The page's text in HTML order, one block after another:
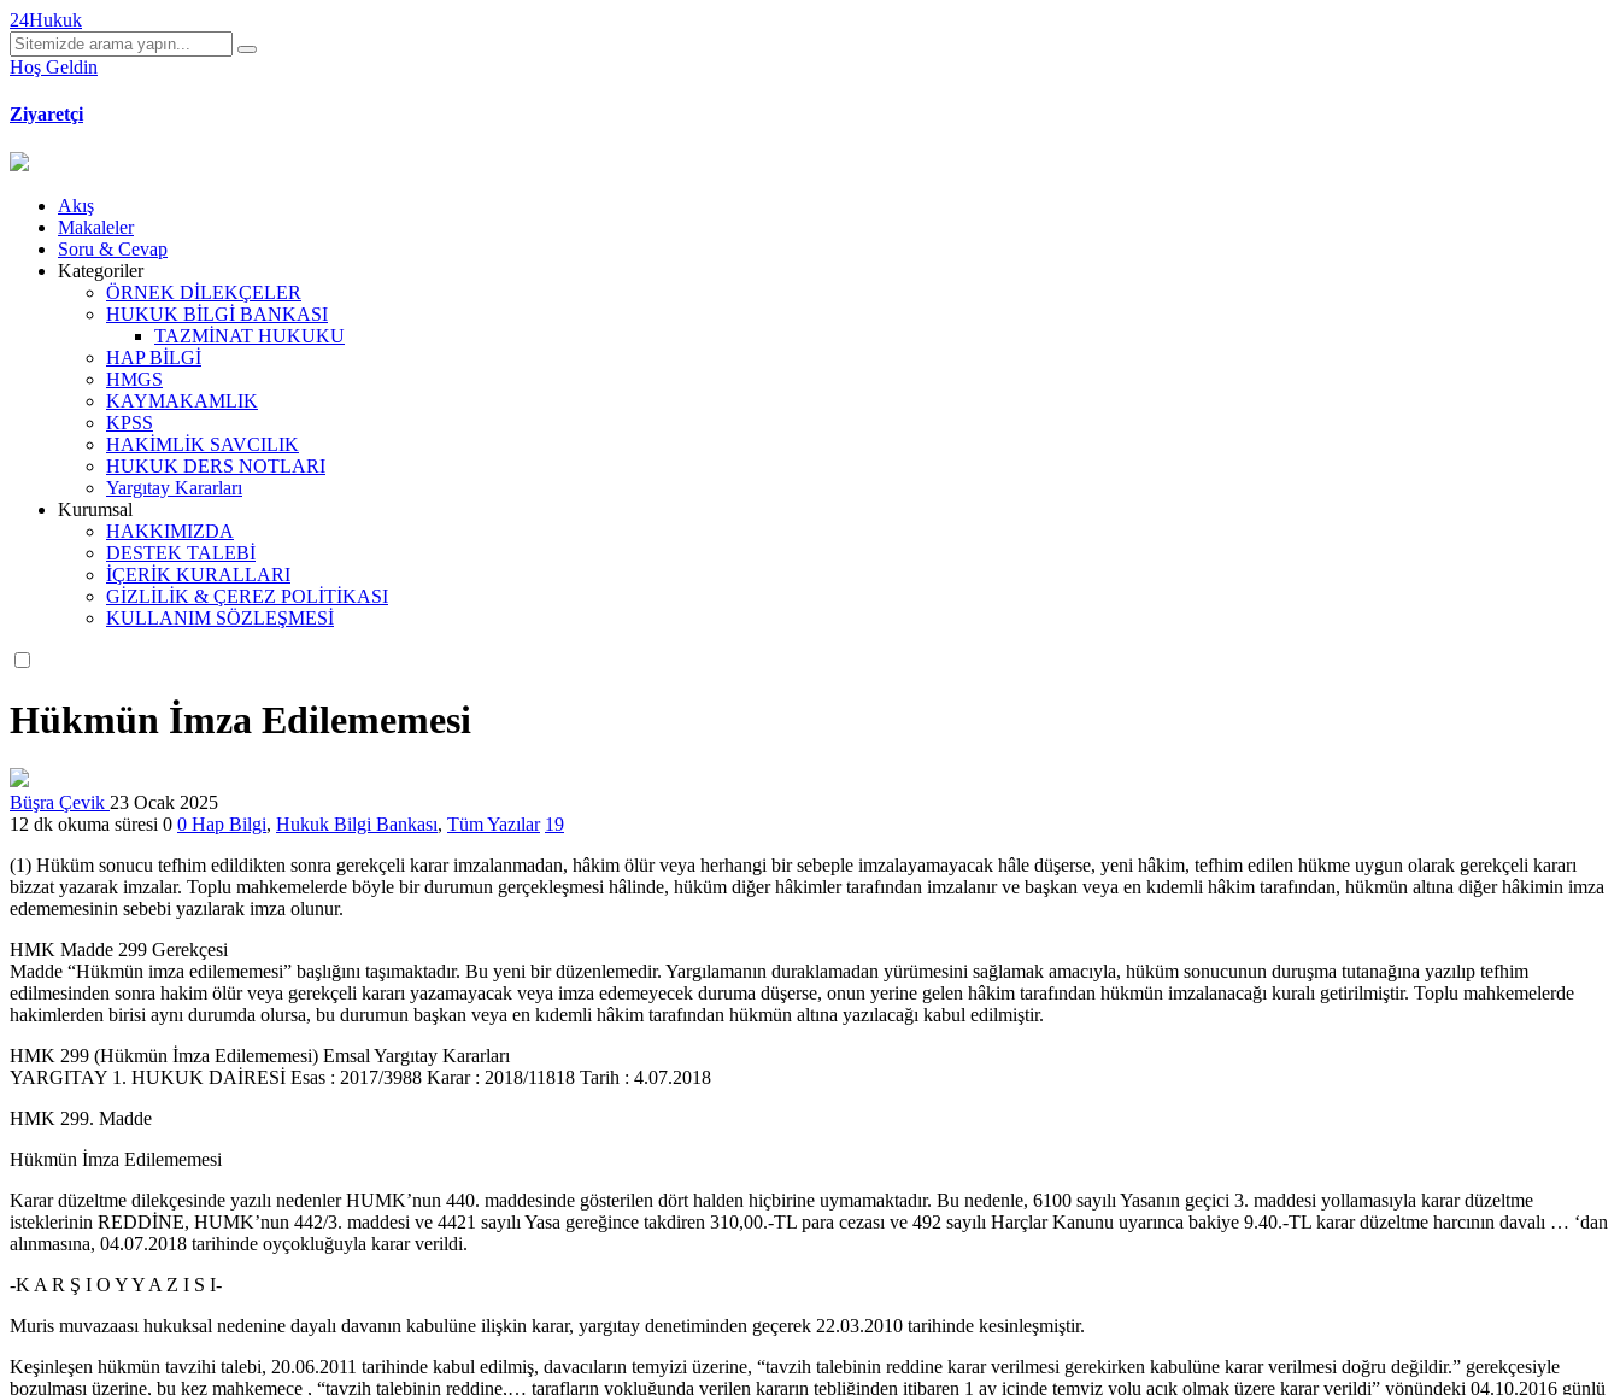
24Hukuk
Hoş Geldin
Ziyaretçi
Akış
Makaleler
Soru & Cevap
Kategoriler
ÖRNEK DİLEKÇELER
HUKUK BİLGİ BANKASI
TAZMİNAT HUKUKU
HAP BİLGİ
HMGS
KAYMAKAMLIK
KPSS
HAKİMLİK SAVCILIK
HUKUK DERS NOTLARI
Yargıtay Kararları
Kurumsal
HAKKIMIZDA
DESTEK TALEBİ
İÇERİK KURALLARI
GİZLİLİK & ÇEREZ POLİTİKASI
KULLANIM SÖZLEŞMESİ
Hükmün İmza Edilememesi
Büşra Çevik 23 Ocak 2025
12 dk okuma süresi 0 0 Hap Bilgi, Hukuk Bilgi Bankası, Tüm Yazılar 19
(1) Hüküm sonucu tefhim edildikten sonra gerekçeli karar imzalanmadan, hâkim ölür veya herhangi bir sebeple imzalayamayacak hâle düşerse, yeni hâkim, tefhim edilen hükme uygun olarak gerekçeli kararı
bizzat yazarak imzalar. Toplu mahkemelerde böyle bir durumun gerçekleşmesi hâlinde, hüküm diğer hâkimler tarafından imzalanır ve başkan veya en kıdemli hâkim tarafından, hükmün altına diğer hâkimin imza
edememesinin sebebi yazılarak imza olunur.
HMK Madde 299 Gerekçesi
Madde “Hükmün imza edilememesi” başlığını taşımaktadır. Bu yeni bir düzenlemedir. Yargılamanın duraklamadan yürümesini sağlamak amacıyla, hüküm sonucunun duruşma tutanağına yazılıp tefhim
edilmesinden sonra hakim ölür veya gerekçeli kararı yazamayacak veya imza edemeyecek duruma düşerse, onun yerine gelen hâkim tarafından hükmün imzalanacağı kuralı getirilmiştir. Toplu mahkemelerde
hakimlerden birisi aynı durumda olursa, bu durumun başkan veya en kıdemli hâkim tarafından hükmün altına yazılacağı kabul edilmiştir.
HMK 299 (Hükmün İmza Edilememesi) Emsal Yargıtay Kararları
YARGITAY 1. HUKUK DAİRESİ Esas : 2017/3988 Karar : 2018/11818 Tarih : 4.07.2018
HMK 299. Madde
Hükmün İmza Edilememesi
Karar düzeltme dilekçesinde yazılı nedenler HUMK’nun 440. maddesinde gösterilen dört halden hiçbirine uymamaktadır. Bu nedenle, 6100 sayılı Yasanın geçici 3. maddesi yollamasıyla karar düzeltme
isteklerinin REDDİNE, HUMK’nun 442/3. maddesi ve 4421 sayılı Yasa gereğince takdiren 310,00.-TL para cezası ve 492 sayılı Harçlar Kanunu uyarınca bakiye 9.40.-TL karar düzeltme harcının davalı … ‘dan
alınmasına, 04.07.2018 tarihinde oyçokluğuyla karar verildi.
-K A R Ş I O Y Y A Z I S I-
Muris muvazaası hukuksal nedenine dayalı davanın kabulüne ilişkin karar, yargıtay denetiminden geçerek 22.03.2010 tarihinde kesinleşmiştir.
Keşinleşen hükmün tavzihi talebi, 20.06.2011 tarihinde kabul edilmiş, davacıların temyizi üzerine, “tavzih talebinin reddine karar verilmesi gerekirken kabulüne karar verilmesi doğru değildir.” gerekçesiyle
bozulması üzerine, bu kez mahkemece , “tavzih talebinin reddine,… tarafların yokluğunda verilen kararın tebliğinden itibaren 1 ay içinde temyiz yolu açık olmak üzere karar verildi” yönündeki 04.10.2016 günlü